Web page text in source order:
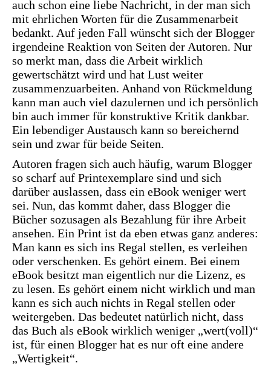
auch schon eine liebe Nachricht, in der man sich
mit ehrlichen Worten für die Zusammenarbeit
bedankt. Auf jeden Fall wünscht sich der Blogger
irgendeine Reaktion von Seiten der Autoren. Nur
so merkt man, dass die Arbeit wirklich
gewertschätzt wird und hat Lust weiter
zusammenzuarbeiten. Anhand von Rückmeldung
kann man auch viel dazulernen und ich persönlich
bin auch immer für konstruktive Kritik dankbar.
Ein lebendiger Austausch kann so bereichernd
sein und zwar für beide Seiten.
Autoren fragen sich auch häufig, warum Blogger
so scharf auf Printexemplare sind und sich
darüber auslassen, dass ein eBook weniger wert
sei. Nun, das kommt daher, dass Blogger die
Bücher sozusagen als Bezahlung für ihre Arbeit
ansehen. Ein Print ist da eben etwas ganz anderes:
Man kann es sich ins Regal stellen, es verleihen
oder verschenken. Es gehört einem. Bei einem
eBook besitzt man eigentlich nur die Lizenz, es
zu lesen. Es gehört einem nicht wirklich und man
kann es sich auch nichts in Regal stellen oder
weitergeben. Das bedeutet natürlich nicht, dass
das Buch als eBook wirklich weniger „wert(voll)“
ist, für einen Blogger hat es nur oft eine andere
„Wertigkeit“.